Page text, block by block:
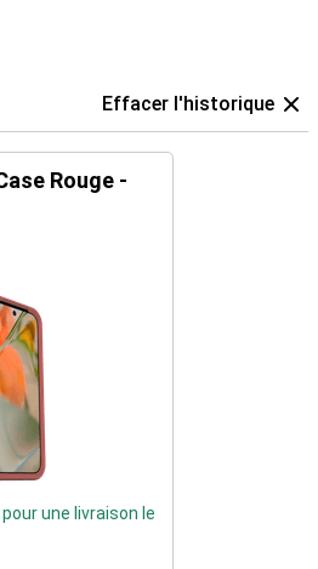
Effacer l'historique
Rouge -
une livraison le